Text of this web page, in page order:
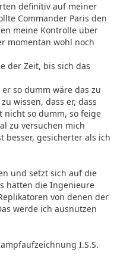
definitiv auf meiner
Commander Paris den
meine Kontrolle über
momentan wohl noch
der Zeit, bis sich das
so dumm wäre das zu
wissen, dass er, dass
nicht so dumm, so feige
zu versuchen mich
besser, gesicherter als ich
und setzt sich auf die
hätten die Ingenieure
von denen der
werde ich ausnutzen
I.S.S.